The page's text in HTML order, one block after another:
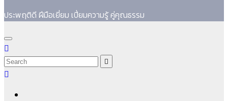
ประพฤติดี ฝีมือเยี่ยม เปี่ยมความรู้ คู่คุณธรรม